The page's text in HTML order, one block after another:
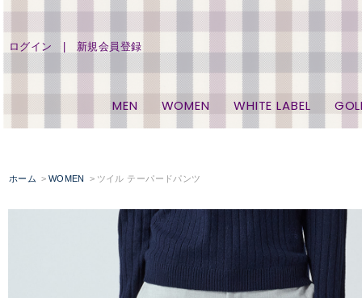
ログイン 新規会員登録
MEN WOMEN WHITE LABEL
ホーム WOMEN ツイル テーパードパンツ